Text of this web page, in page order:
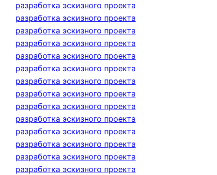
разработка эскизного проекта
разработка эскизного проекта
разработка эскизного проекта
разработка эскизного проекта
разработка эскизного проекта
разработка эскизного проекта
разработка эскизного проекта
разработка эскизного проекта
разработка эскизного проекта
разработка эскизного проекта
разработка эскизного проекта
разработка эскизного проекта
разработка эскизного проекта
разработка эскизного проекта